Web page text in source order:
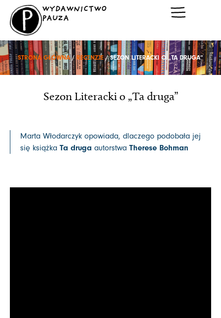
Przejdź
treści
WYDAWNICTWO
PAUZA
STRONA GŁÓWNA/RECENZJE/ SEZON LITERACKI O „TA DRUGA”
Sezon Literacki o „Ta druga”
Marta Włodarczyk opowiada, dlaczego podobała jej
się książka Ta druga autorstwa Therese Bohman